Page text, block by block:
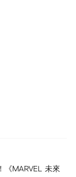
《MARVEL 未來